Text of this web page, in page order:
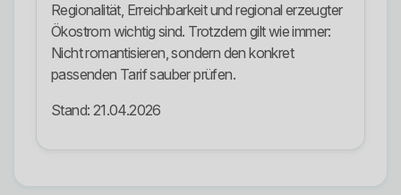
Regionalität, Erreichbarkeit und regional erzeugter
Ökostrom wichtig sind. Trotzdem gilt wie immer:
Nicht romantisieren, sondern den konkret
passenden Tarif sauber prüfen.
Stand: 21.04.2026